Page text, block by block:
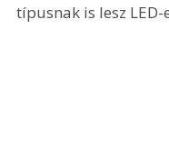
típusnak is lesz LED-